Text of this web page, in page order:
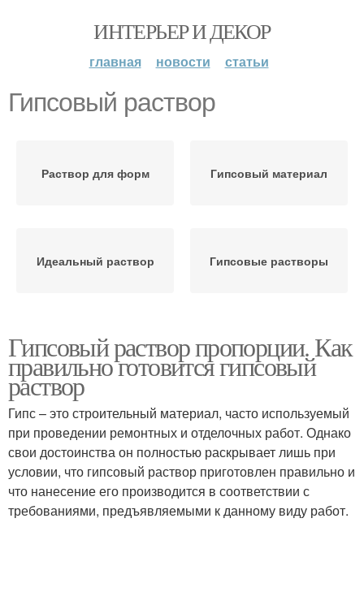
ИНТЕРЬЕР И ДЕКОР
главная новости статьи
Гипсовый раствор
Раствор для форм Гипсовый материал
Идеальный раствор Гипсовые растворы
Гипсовый раствор пропорции. Как
правильно готовится гипсовый
раствор
Гипс – это строительный материал, часто используемый
при проведении ремонтных и отделочных работ. Однако
свои достоинства он полностью раскрывает лишь при
условии, что гипсовый раствор приготовлен правильно и
что нанесение его производится в соответствии с
требованиями, предъявляемыми к данному виду работ.